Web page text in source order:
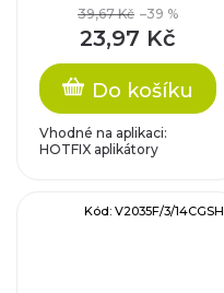
nažehlovací (s
vrstvou lepidla),
crystal AB, SS16
39,67 Kč –39 %
23,97 Kč
Do košíku
Vhodné na aplikaci:
HOTFIX aplikátory
Kód: V2035F/3/14CGSH